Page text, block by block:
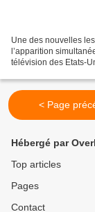
Une des nouvelles
l’apparition
télévision des Etats-
< Page
Hébergé par
Top articles
Pages
Contact